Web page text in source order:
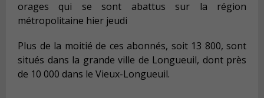
orages qui se sont abattus sur la région
métropolitaine hier jeudi
Plus de la moitié de ces abonnés, soit 13 800, sont
situés dans la grande ville de Longueuil, dont près
de 10 000 dans le Vieux-Longueuil.